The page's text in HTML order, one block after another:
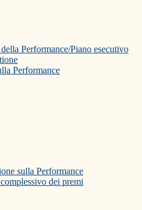
Performance/Piano esecutivo
Performance
sulla Performance
dei premi